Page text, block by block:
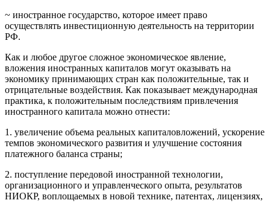
~ иностранное государство, которое имеет право
осуществлять инвестиционную деятельность на территории
РФ.
Как и любое другое сложное экономическое явление,
вложения иностранных капиталов могут оказывать на
экономику принимающих стран как положительные, так и
отрицательные воздействия. Как показывает международная
практика, к положительным последствиям привлечения
иностранного капитала можно отнести:
1. увеличение объема реальных капиталовложений, ускорение
темпов экономического развития и улучшение состояния
платежного баланса страны;
2. поступление передовой иностранной технологии,
организационного и управленческого опыта, результатов
НИОКР, воплощаемых в новой технике, патентах, лицензиях,